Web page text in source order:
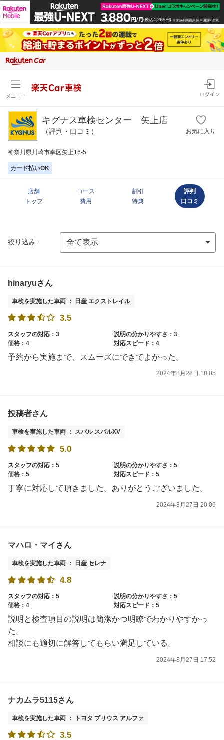
メニュー
楽天Car車検
ログイン
キグナス車検センター 矢上店
（評判・口コミ） お気に入り
神奈川県川崎市幸区矢上16-5
カード払いOK
店舗
トップ
コース
費用
割引
特典
評判
口コミ
絞り込み :
hinaryuさん
車検を実施した車両 ： 日産 エクストレイル
3.5
スタッフの対応：3
説明の分かりやすさ：3
価格：4
対応スピード：4
予約から実施まで、スムーズにできてよかった。
2024年8月28日 18:05
投稿者さん
車検を実施した車両 ： スバル スバルXV
5.0
スタッフの対応：5
説明の分かりやすさ：5
価格：5
対応スピード：5
丁寧に対応して頂きました。ありがとうございました。
2024年8月27日 20:06
マハロ・マイさん
車検を実施した車両 ： 日産 セレナ
4.8
スタッフの対応：5
説明の分かりやすさ：5
価格：4
対応スピード：5
説明と検査項目の説明は簡潔かつ明瞭でわかりやすかっ
た。
相談にも適切に解答してもらい満足している。
2024年8月27日 17:52
ナカムラ5115さん
車検を実施した車両 ： トヨタ プリウス アルファ
3.5